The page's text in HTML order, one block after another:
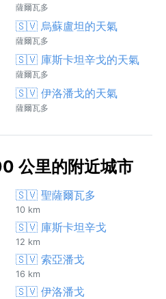
薩爾瓦多
🇸🇻 烏蘇盧坦的天氣
薩爾瓦多
🇸🇻 庫斯卡坦辛戈的天氣
薩爾瓦多
🇸🇻 伊洛潘戈的天氣
薩爾瓦多
公里的附近城市
🇸🇻 聖薩爾瓦多
10 km
🇸🇻 庫斯卡坦辛戈
12 km
🇸🇻 索亞潘戈
16 km
🇸🇻 伊洛潘戈